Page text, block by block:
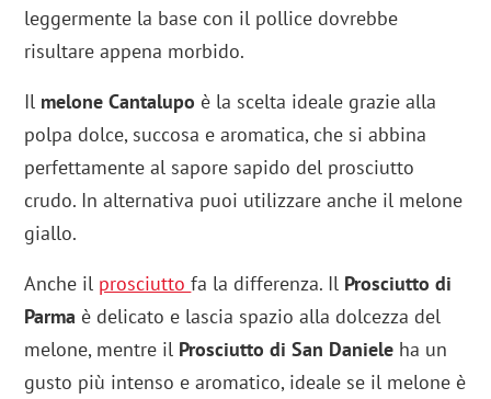
leggermente la base con il pollice dovrebbe
risultare appena morbido.
Il melone Cantalupo è la scelta ideale grazie alla
polpa dolce, succosa e aromatica, che si abbina
perfettamente al sapore sapido del prosciutto
crudo. In alternativa puoi utilizzare anche il melone
giallo.
Anche il prosciuttofa la differenza. Il Prosciutto di
Parma è delicato e lascia spazio alla dolcezza del
melone, mentre il Prosciutto di San Daniele ha un
gusto più intenso e aromatico, ideale se il melone è